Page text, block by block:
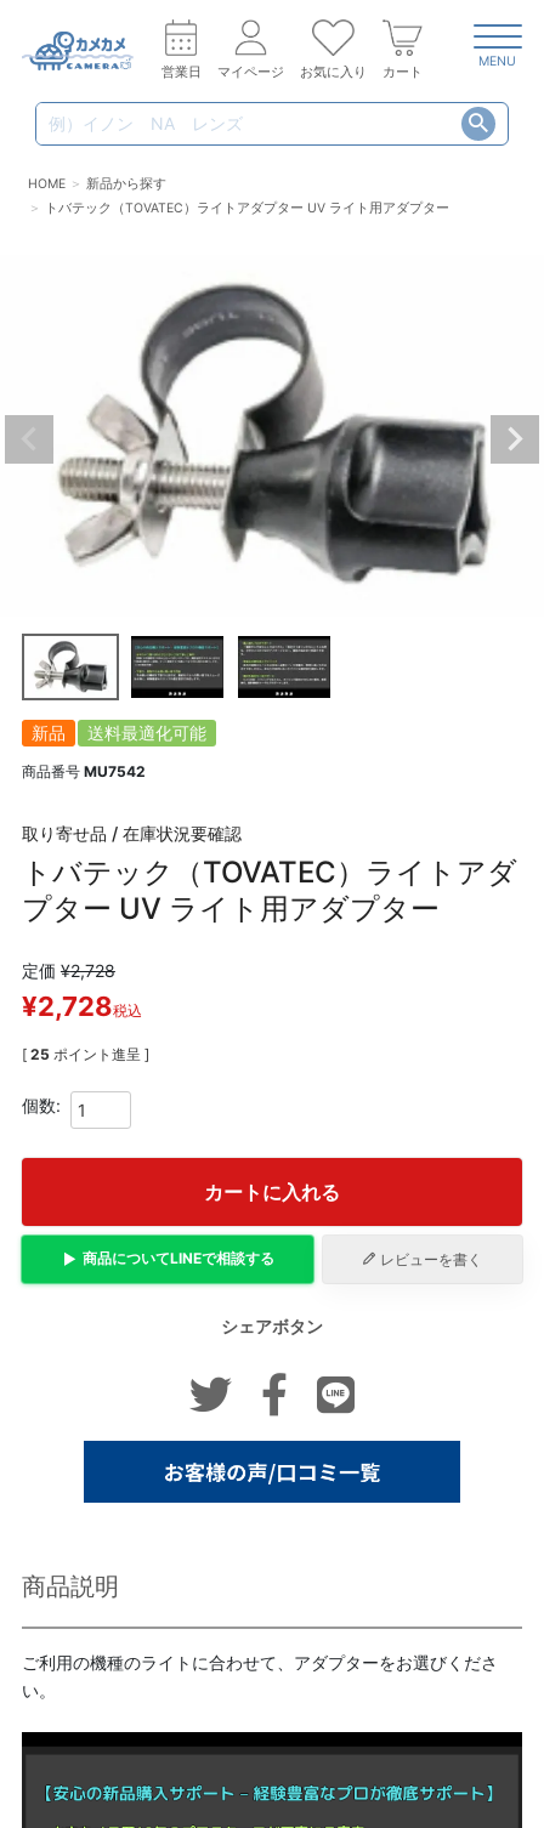
営業日 マイページ お気に入り カート
MENU
HOME
新品から探す
トバテック（TOVATEC）ライトアダプター UV ライト用アダプター
新品 送料最適化可能
商品番号 MU7542
取り寄せ品 / 在庫状況要確認
トバテック（TOVATEC）ライトアダ
プター UV ライト用アダプター
定価 ¥2,728
¥2,728税込
[ 25 ポイント進呈 ]
カートに入れる
商品についてLINEで相談する レビューを書く
シェアボタン
商品説明
ご利用の機種のライトに合わせて、アダプターをお選びくださ
い。